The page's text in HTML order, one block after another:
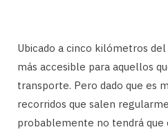
Ubicado a cinco kilómetros
más accesible para aquellos
transporte. Pero dado que es
recorridos que salen
probablemente no tendrá que